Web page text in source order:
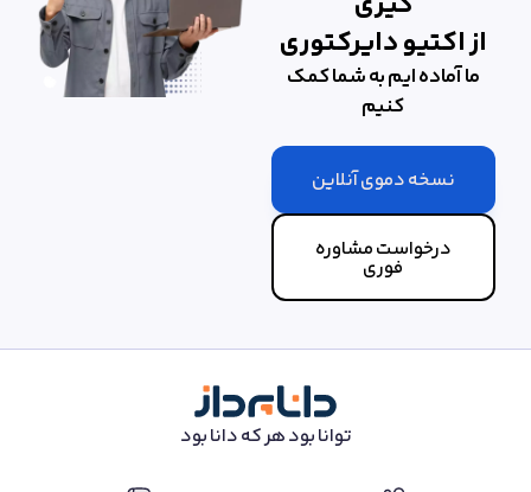
از اکتیو دایرکتوری​
ما آماده ایم به شما کمک
کنیم
نسخه دموی آنلاین
درخواست مشاوره
فوری
توانا بود هر که دانا بود